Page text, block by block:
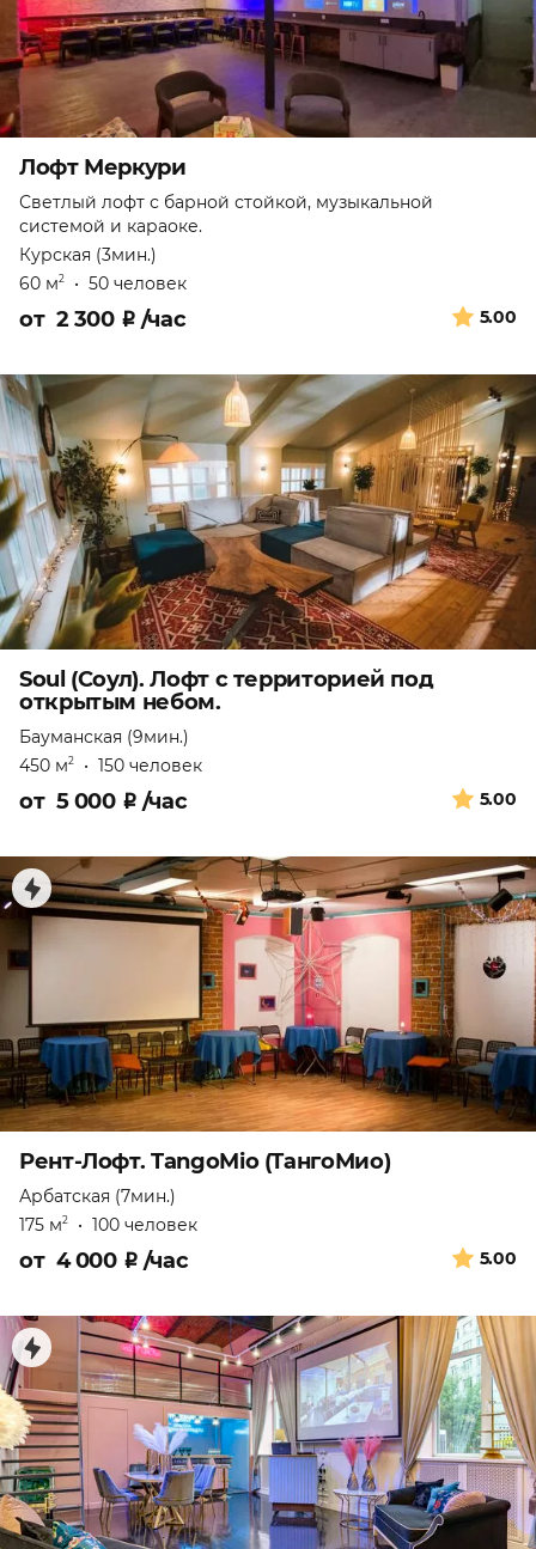
Лофт Меркури
Светлый лофт с барной стойкой, музыкальной
системой и караоке.
Курская (3мин.)
60 м2 • 50 человек
5.00
от 2 300 ₽ /час
Soul (Соул). Лофт с территорией под
открытым небом.
Бауманская (9мин.)
450 м2 • 150 человек
5.00
от 5 000 ₽ /час
Рент-Лофт. TangoMio (ТангоМио)
Арбатская (7мин.)
175 м2 • 100 человек
5.00
от 4 000 ₽ /час